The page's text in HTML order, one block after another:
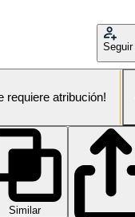
Seguir
requiere atribución!
Similar